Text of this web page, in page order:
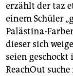
erzählt der taz
einem Schüler
Palästina-
dieser sich
seien
ReachOut